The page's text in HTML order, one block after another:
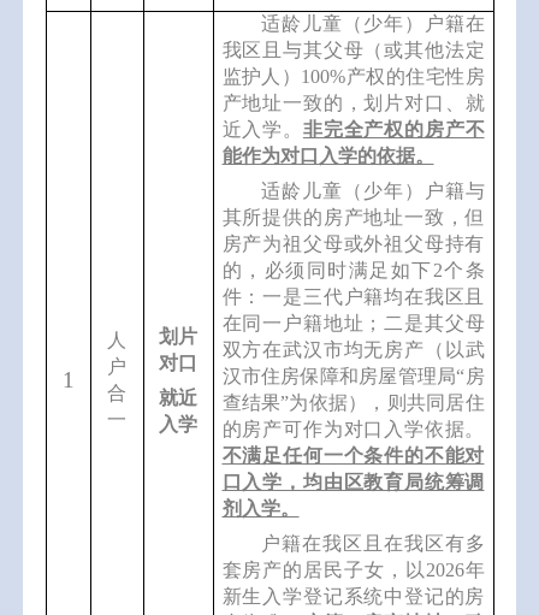
1
人
户
合
一
划片
对口
就近
入学
适龄儿童（少年）户籍在
我区 且与其父母 （或其他法定
监护人 ） 100%产权 的住宅性房
产地址一致的 ，划片对口、就
近入学。 非完全产权的房产不
能作为对口入学的依据。
适龄儿童（少年）
户籍与
其所提供的房产地址一致，但
房产为祖父母或外祖父母持有
的，必须同时满足如下2个条
件：一是三代户籍均在我区且
在同一 户籍地址 ；二是其父母
双方在武汉市均无房产 （以武
汉市住房保障和房屋管理局“房
查结果”为依据）， 则共同居住
的房产可作为对口入学依据。
不满足任何一个条件的不能对
口入学，均由区教育局统筹调
剂入学。
户籍在我区且在我区有多
套房产的居民子女，以 2026年
新生入学登记系统中登记的房